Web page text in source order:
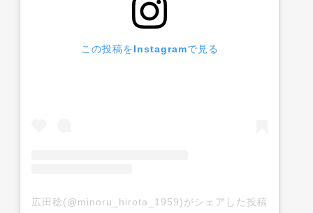
この投稿をInstagramで見る
広田稔(@minoru_hirota_1959)がシェアした投稿